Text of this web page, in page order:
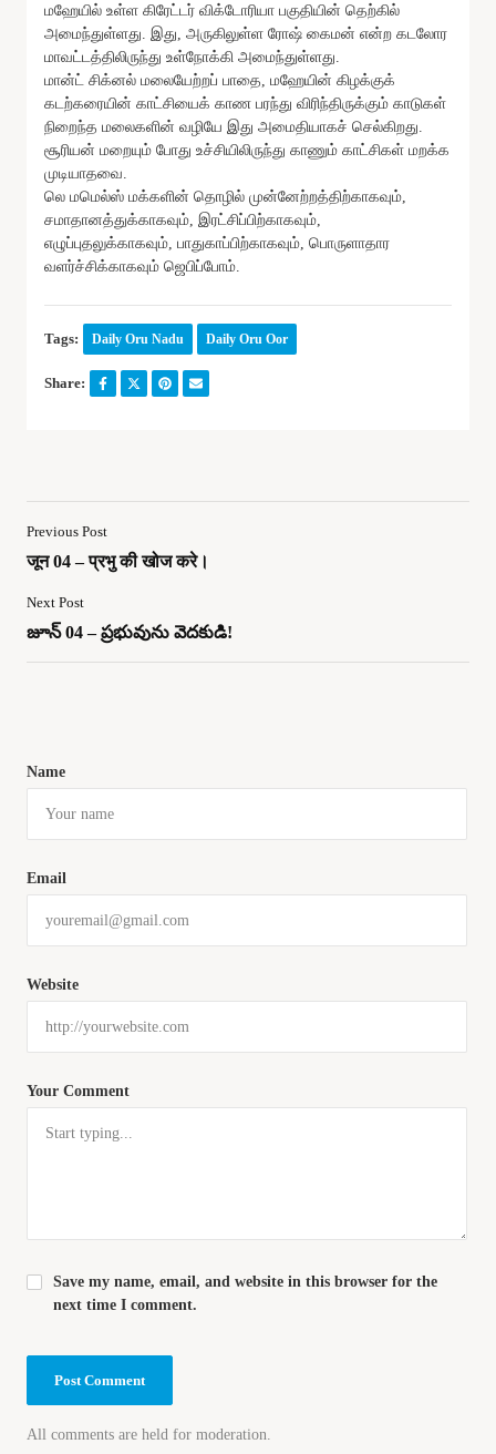
மஹேயில் உள்ள கிரேட்டர் விக்டோரியா பகுதியின் தெற்கில்
அமைந்துள்ளது. இது, அருகிலுள்ள ரோஷ் கைமன் என்ற கடலோர
மாவட்டத்திலிருந்து உள்நோக்கி அமைந்துள்ளது.
மான்ட் சிக்னல் மலையேற்றப் பாதை, மஹேயின் கிழக்குக்
கடற்கரையின் காட்சியைக் காண பரந்து விரிந்திருக்கும் காடுகள்
நிறைந்த மலைகளின் வழியே இது அமைதியாகச் செல்கிறது.
சூரியன் மறையும் போது உச்சியிலிருந்து காணும் காட்சிகள் மறக்க
முடியாதவை.
லெ மமெல்ஸ் மக்களின் தொழில் முன்னேற்றத்திற்காகவும்,
சமாதானத்துக்காகவும், இரட்சிப்பிற்காகவும்,
எழுப்புதலுக்காகவும், பாதுகாப்பிற்காகவும், பொருளாதார
வளர்ச்சிக்காகவும் ஜெபிப்போம்.
Tags: Daily Oru Nadu Daily Oru Oor
Share:
Previous Post
जून 04 – प्रभु की खोज करे।
Next Post
జూన్ 04 – ప్రభువును వెదకుడి!
Your Comment
All comments are held for moderation.
Name
Email
Website
Save my name, email, and website in this browser for the
next time I comment.